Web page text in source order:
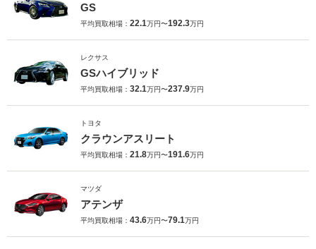
GS
平均買取相場： 22.1万円〜192.3万円
レクサス
GSハイブリッド
平均買取相場： 32.1万円〜237.9万円
トヨタ
クラウンアスリート
平均買取相場： 21.8万円〜191.6万円
マツダ
アテンザ
平均買取相場： 43.6万円〜79.1万円